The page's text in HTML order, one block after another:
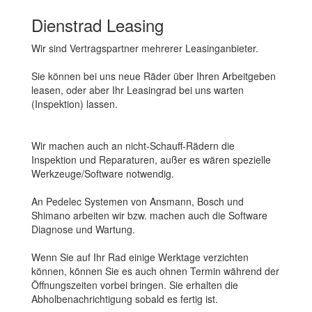
Dienstrad Leasing
Wir sind Vertragspartner mehrerer Leasinganbieter.
Sie können bei uns neue Räder über Ihren Arbeitgeben
leasen, oder aber Ihr Leasingrad bei uns warten
(Inspektion) lassen.
Wir machen auch an nicht-Schauff-Rädern die
Inspektion und Reparaturen, außer es wären spezielle
Werkzeuge/Software notwendig.
An Pedelec Systemen von Ansmann, Bosch und
Shimano arbeiten wir bzw. machen auch die Software
Diagnose und Wartung.
Wenn Sie auf Ihr Rad einige Werktage verzichten
können, können Sie es auch ohnen Termin während der
Öffnungszeiten vorbei bringen. Sie erhalten die
Abholbenachrichtigung sobald es fertig ist.